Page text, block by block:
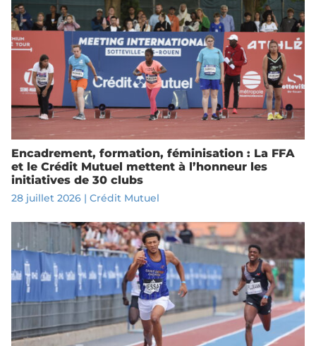
Encadrement, formation, féminisation : La FFA
et le Crédit Mutuel mettent à l’honneur les
initiatives de 30 clubs
28 juillet 2026| Crédit Mutuel